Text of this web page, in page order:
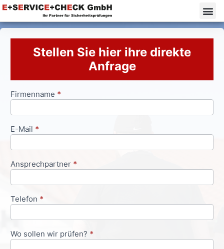
Stellen Sie hier ihre direkte
Anfrage
Anfrageformular
Firmenname *
E-Mail *
Ansprechpartner *
Telefon *
Wo sollen wir prüfen? *